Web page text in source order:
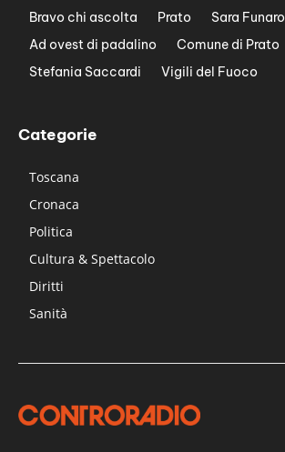
Bravo chi ascolta
Prato Sara Funaro
Ad ovest di padalino
Comune di Prato
Stefania Saccardi
Vigili del Fuoco
Categorie
Toscana
Cronaca
Politica
Cultura & Spettacolo
Diritti
Sanità